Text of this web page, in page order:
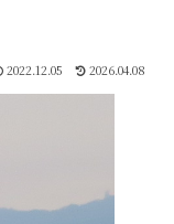
2022.12.05 2026.04.08